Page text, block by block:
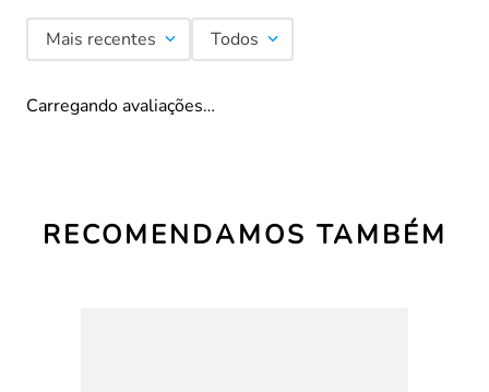
Mais recentes Todos
Carregando avaliações…
RECOMENDAMOS TAMBÉM